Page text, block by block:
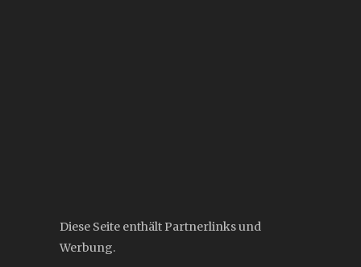
Diese Seite enthält Partnerlinks und
Werbung.